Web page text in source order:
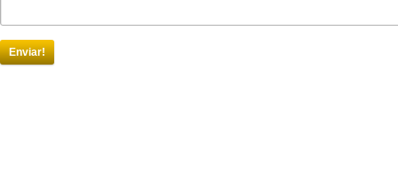
Enviar!